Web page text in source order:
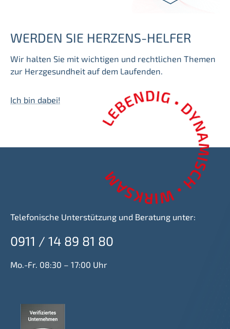
WERDEN SIE HERZENS-HELFER
Wir halten Sie mit wichtigen und rechtlichen Themen
zur Herzgesundheit auf dem Laufenden.
Ich bin dabei!
Telefonische Unterstützung und Beratung unter:
0911 / 14 89 81 80
Mo.-Fr. 08:30 – 17:00 Uhr